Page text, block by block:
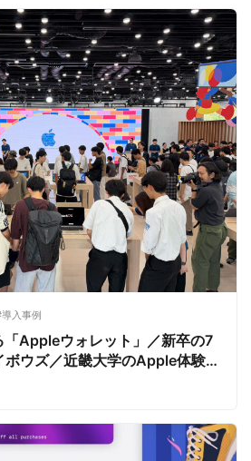
入事例
「Appleウォレット」／新卒の7
ウズ／近畿大学のApple体験
ストレンド】